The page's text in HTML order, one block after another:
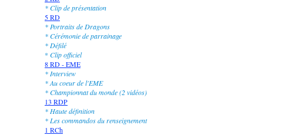
* Clip de présentation
5 RD
* Portraits de Dragons
* Cérémonie de parrainage
* Défilé
* Clip officiel
8 RD - EME
* Interview
* Au coeur de l'EME
* Championnat du monde (2 vidéos)
13 RDP
* Haute définition
* Les commandos du renseignement
1 RCh